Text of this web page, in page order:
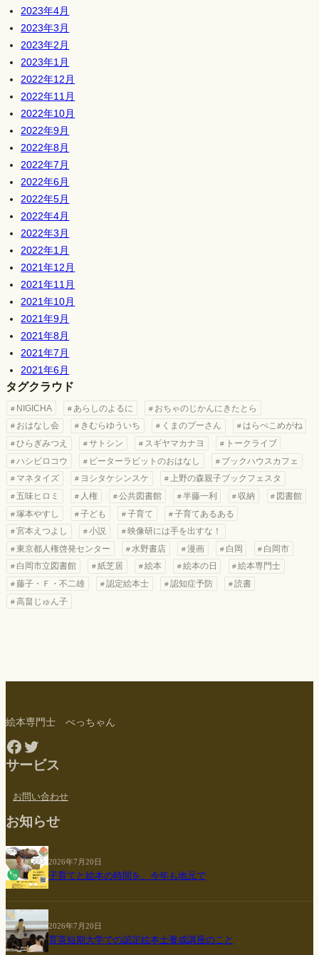
2023年4月
2023年3月
2023年2月
2023年1月
2022年12月
2022年11月
2022年10月
2022年9月
2022年8月
2022年7月
2022年6月
2022年5月
2022年4月
2022年3月
2022年1月
2021年12月
2021年11月
2021年10月
2021年9月
2021年8月
2021年7月
2021年6月
タグクラウド
NIGICHA あらしのよるに
おちゃのじかんにきたとら
おはなし会
きむらゆういち くまのプーさん
はらぺこめがね
ひらぎみつえ
サトシン スギヤマカナヨ
トークライブ
ハシビロコウ
ピーターラビットのおはなし
ブックハウスカフェ
マネタイズ
ヨシタケシンスケ
上野の森親子ブックフェスタ
五味ヒロミ
人権 公共図書館 半藤一利 収納
図書館
塚本やすし
子ども 子育て
子育てあるある
宮本えつよし
小説
映像研には手を出すな！
東京都人権啓発センター
水野書店 漫画 白岡
白岡市
白岡市立図書館
紙芝居 絵本 絵本の日
絵本専門士
藤子・Ｆ・不二雄
認定絵本士 認知症予防
読書
高畠じゅん子
絵本専門士 べっちゃん
Facebook
Twitter
サービス
お問い合わせ
お知らせ
2026年7月20日
子育てと絵本の時間を、今年も地元で
2026年7月20日
育英短期大学での認定絵本士養成講座のこと